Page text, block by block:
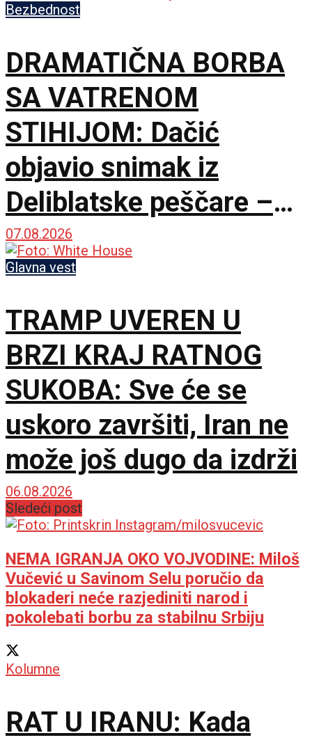
Bezbednost
DRAMATIČNA BORBA
SA VATRENOM
STIHIJOM: Dačić
objavio snimak iz
Deliblatske peščare –
ubačena i tri helikoptera
07.08.2026
Glavna vest
TRAMP UVEREN U
BRZI KRAJ RATNOG
SUKOBA: Sve će se
uskoro završiti, Iran ne
može još dugo da izdrži
06.08.2026
Sledeći post
NEMA IGRANJA OKO VOJVODINE: Miloš
Vučević u Savinom Selu poručio da
blokaderi neće razjediniti narod i
pokolebati borbu za stabilnu Srbiju
Kolumne
RAT U IRANU: Kada